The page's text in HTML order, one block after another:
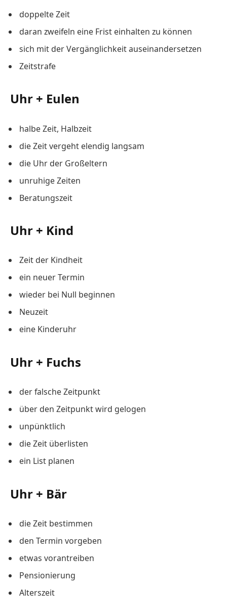
doppelte Zeit
daran zweifeln eine Frist einhalten zu können
sich mit der Vergänglichkeit auseinandersetzen
Zeitstrafe
Uhr + Eulen
halbe Zeit, Halbzeit
die Zeit vergeht elendig langsam
die Uhr der Großeltern
unruhige Zeiten
Beratungszeit
Uhr + Kind
Zeit der Kindheit
ein neuer Termin
wieder bei Null beginnen
Neuzeit
eine Kinderuhr
Uhr + Fuchs
der falsche Zeitpunkt
über den Zeitpunkt wird gelogen
unpünktlich
die Zeit überlisten
ein List planen
Uhr + Bär
die Zeit bestimmen
den Termin vorgeben
etwas vorantreiben
Pensionierung
Alterszeit